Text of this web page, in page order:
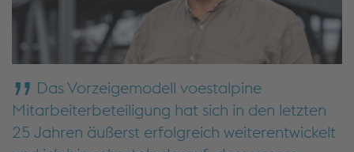
Das Vorzeigemodell voestalpine
Mitarbeiterbeteiligung hat sich in den letzten
25 Jahren äußerst erfolgreich weiterentwickelt